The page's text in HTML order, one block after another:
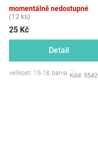
momentálně nedostupné
(12 ks)
25 Kč
Detail
velikost: 15-18, barva: lila
Kód: